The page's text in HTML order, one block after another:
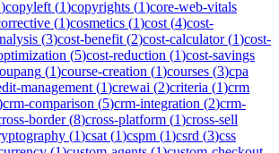
)copyleft (1)copyrights (1)core-web-vitals
(1)cosmetics (1)cost (4)cost-
(3)cost-benefit (2)cost-calculator(1)cost-
(5)cost-reduction (1)cost-savings
(1)course-creation (1)courses (3)cpa
management (1)crewai (2)criteria (1)crm
crm-comparison (5)crm-integration (2)crm-
border(8)cross-platform (1)cross-sell
(1)csat (1)cspm (1)csrd (3)css